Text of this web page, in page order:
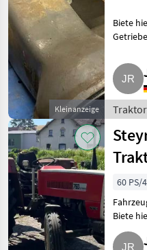
Kleinanzeige
Biete
Steyr
die Modelle
8180
60 PS/
Biete
Bstd.